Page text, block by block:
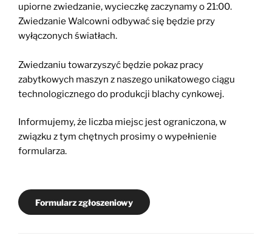
upiorne zwiedzanie, wycieczkę zaczynamy o 21:00.
Zwiedzanie Walcowni odbywać się będzie przy
wyłączonych światłach.
Zwiedzaniu towarzyszyć będzie pokaz pracy
zabytkowych maszyn z naszego unikatowego ciągu
technologicznego do produkcji blachy cynkowej.
Informujemy, że liczba miejsc jest ograniczona, w
związku z tym chętnych prosimy o wypełnienie
formularza.
Formularz zgłoszeniowy